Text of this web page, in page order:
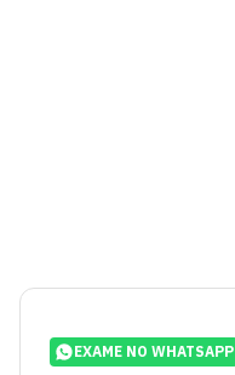
EXAME NO WHATSAPP